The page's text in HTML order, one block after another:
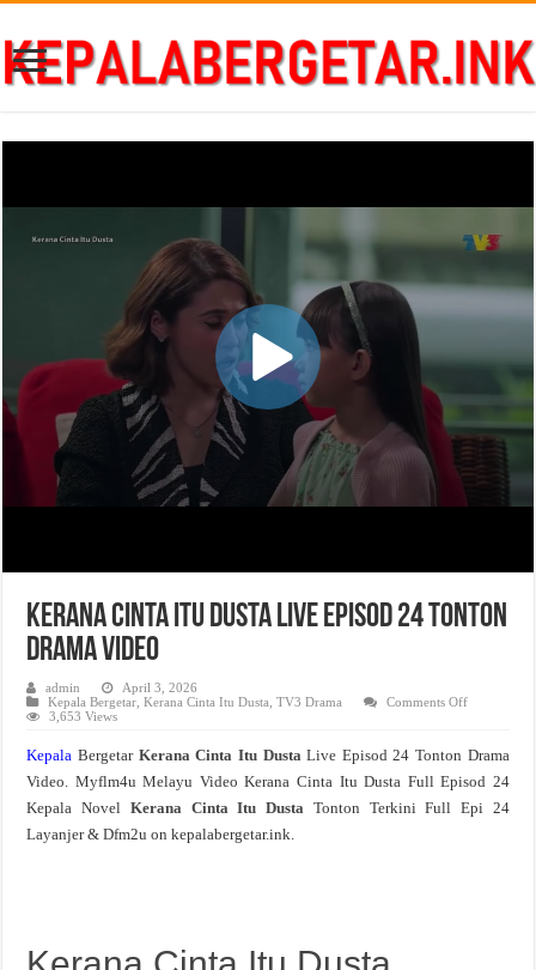
Kerana Cinta Itu Dusta Live Episod 24 Tonton
Drama Video
admin
April 3, 2026
Kepala Bergetar ,Kerana Cinta Itu Dusta ,TV3 Drama Comments Offon
Dusta
Episod
24
Tonton
3,653 Views
Kepala Bergetar Kerana Cinta Itu DustaLive Episod 24 Tonton Drama
Video. Myflm4u Melayu Video Kerana Cinta Itu Dusta Full Episod 24
Kepala Novel Kerana Cinta Itu Dusta Tonton Terkini Full Epi 24
Layanjer & Dfm2u on kepalabergetar.ink.